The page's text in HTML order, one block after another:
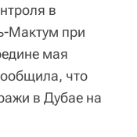
в
Мактум при
мая
что
в Дубае на